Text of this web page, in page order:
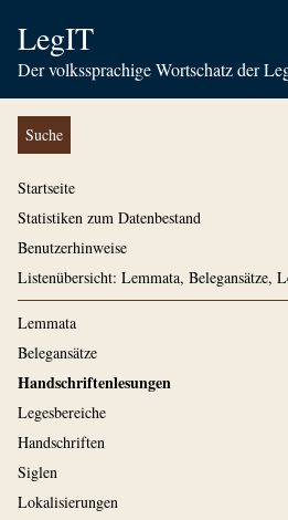
LegIT
Der volkssprachige Wortschatz der
Suche
Startseite
Statistiken zum Datenbestand
Benutzerhinweise
Listenübersicht: Lemmata, Belegansätze,
Lemmata
Belegansätze
Handschriftenlesungen
Legesbereiche
Handschriften
Siglen
Lokalisierungen